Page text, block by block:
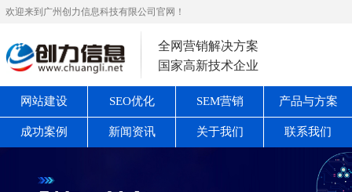
欢迎来到广州创力信息科技有限公司官网！
全网营销解决方案
国家高新技术企业
网站建设 SEO优化 SEM营销 产品与方案
成功案例 新闻资讯 关于我们 联系我们